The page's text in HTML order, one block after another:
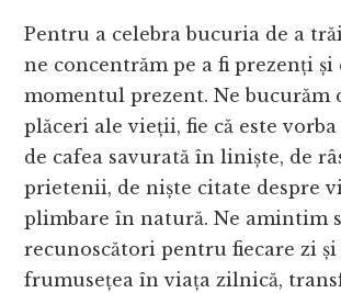
Pentru a celebra bucuria de a
ne concentrăm pe a fi prezenți și
momentul prezent. Ne bucurăm
plăceri ale vieții, fie că este vorba
de cafea savurată în liniște, de
prietenii, de niște citate despre
plimbare în natură. Ne amintim
recunoscători pentru fiecare zi și
frumusețea în viața zilnică,